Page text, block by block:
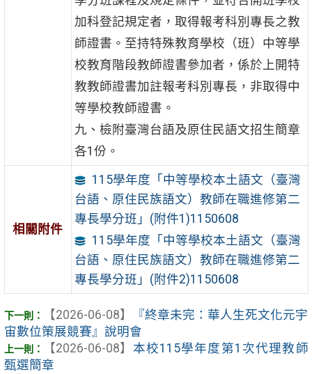
加科登記規定者，取得報考科別專長之教
師證書。至持特殊教育學校（班）中等學
校教育階段教師證書參加者，係於上開特
教教師證書加註報考科別專長，非取得中
等學校教師證書。
九、檢附臺灣台語及原住民語文招生簡章
各1份。
相關附件
115學年度「中等學校本土語文（臺灣
台語、原住民族語文）教師在職進修第二
專長學分班」(附件1)1150608
115學年度「中等學校本土語文（臺灣
台語、原住民族語文）教師在職進修第二
專長學分班」(附件2)1150608
【2026-06-08】
『終章未完：華人生死文化元宇
宙數位策展競賽』說明會
【2026-06-08】 本校115學年度第1次代理教師
甄選簡章